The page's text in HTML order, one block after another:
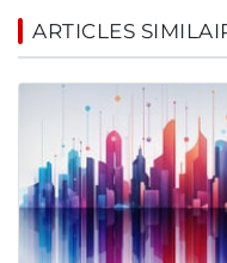
ARTICLES